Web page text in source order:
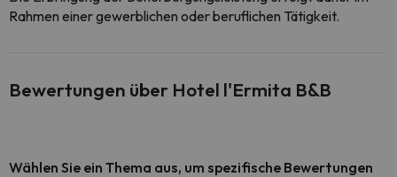
Rahmen einer gewerblichen oder beruflichen Tätigkeit.
Bewertungen über Hotel l'Ermita B&B
Wählen Sie ein Thema aus, um spezifische Bewertungen